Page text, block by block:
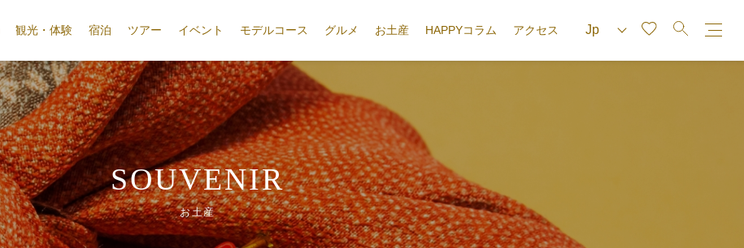
観光・体験 宿泊 ツアー イベント モデルコース グルメ お土産 HAPPYコラム アクセス
SOUVENIR
お土産